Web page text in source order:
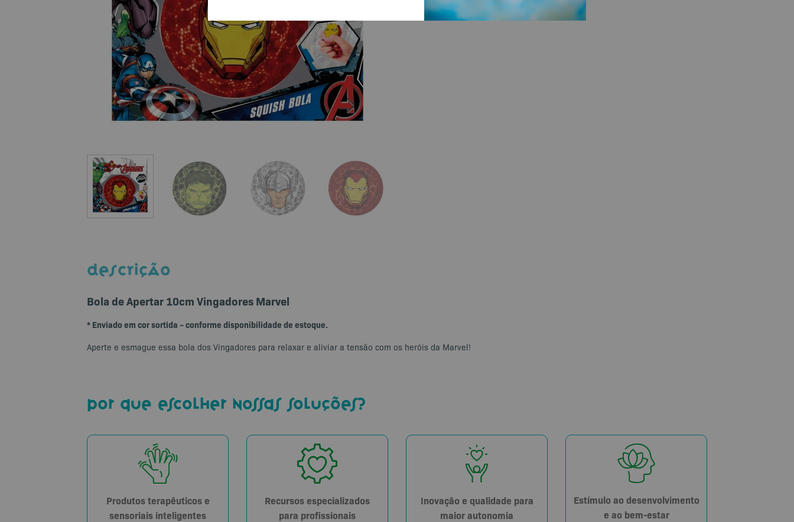
DESCRIÇÃO
Bola de Apertar 10cm Vingadores Marvel
* Enviado em cor sortida – conforme disponibilidade de estoque.
Aperte e esmague essa bola dos Vingadores para relaxar e aliviar a tensão com os heróis da Marvel!
por que escolher nossas soluções?
Produtos terapêuticos e
sensoriais inteligentes
Recursos especializados
para profissionais
Inovação e qualidade para
maior autonomia
Estímulo ao desenvolvimento
e ao bem-estar